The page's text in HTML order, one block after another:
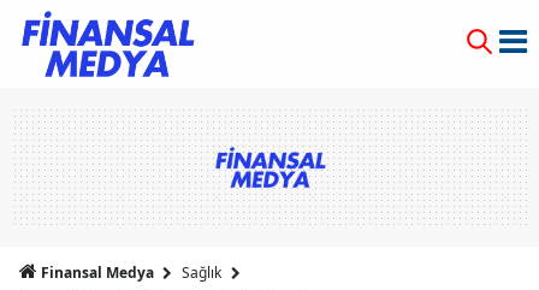
Finansal Medya
Sağlık